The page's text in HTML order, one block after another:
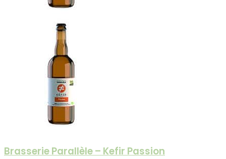
Brasserie Parallèle – Kefir Passion